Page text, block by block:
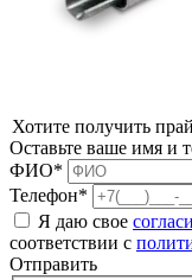
Хотите получить
Оставьте ваше имя и
ФИО*
Телефон*
Я даю свое
соответствии с
Отправить